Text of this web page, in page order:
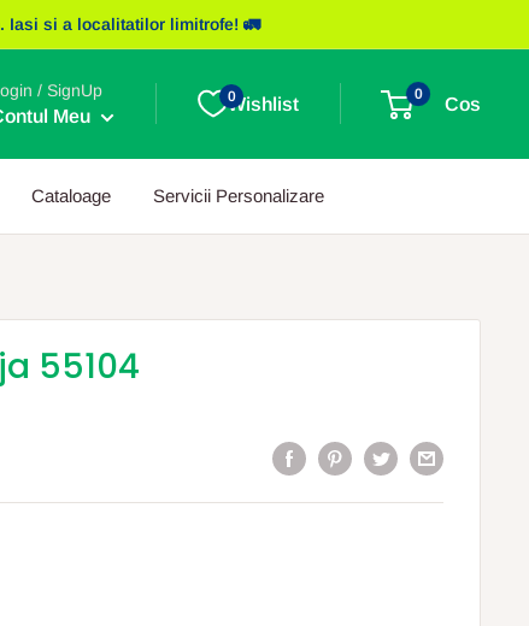
Iasi si a localitatilor limitrofe! 🚛
/ SignUp
Meu
Wishlist
0 0
Cos
Cataloage Servicii Personalizare
55104